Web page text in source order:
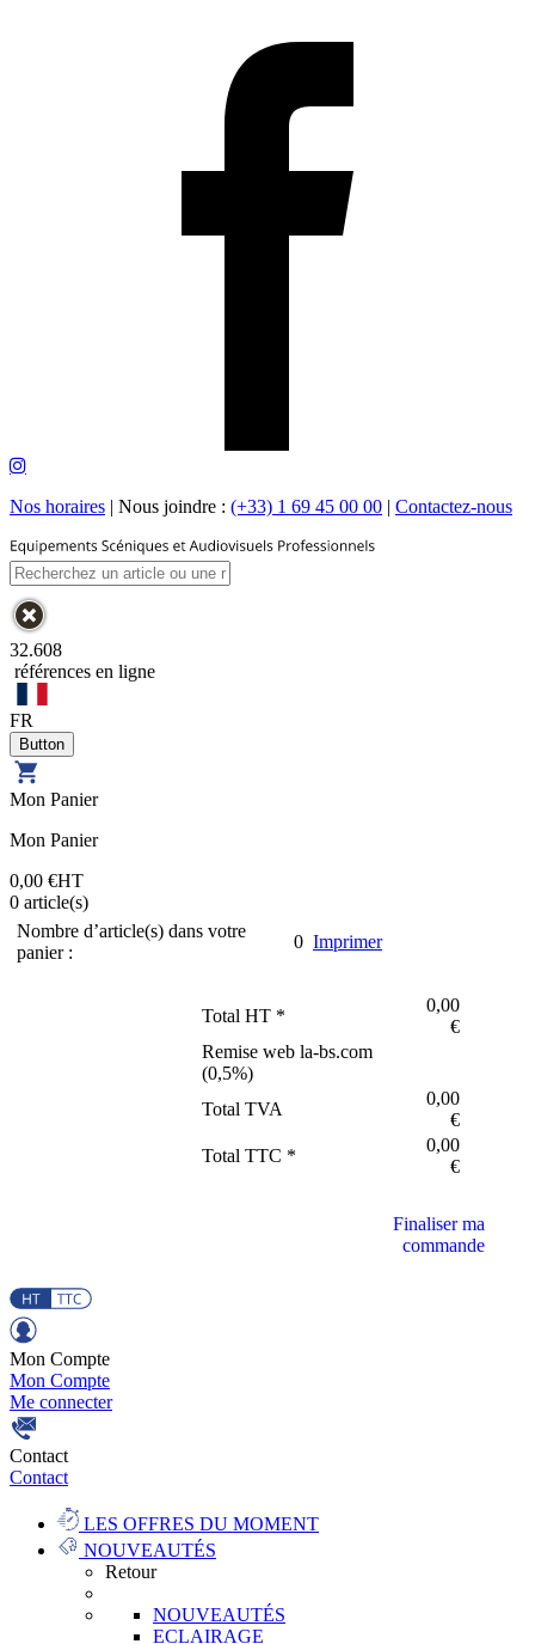
Nos horaires | Nous joindre : (+33) 1 69 45 00 00 | Contactez-nous
32.608
références en ligne
FR
Mon Panier
Mon Panier
0,00 €HT
0 article(s)
Nombre d’article(s) dans votre
panier :
0 Imprimer
Total HT *
0,00
€
Remise web la-bs.com
(0,5%)
Total TVA
0,00
€
Total TTC *
0,00
€
Finaliser ma
commande
Mon Compte
Mon Compte
Me connecter
Contact
Contact
LES OFFRES DU MOMENT
NOUVEAUTÉS
Retour
NOUVEAUTÉS
ECLAIRAGE